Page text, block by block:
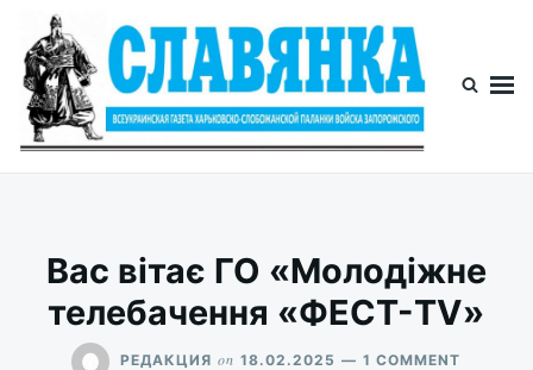
content
Search
for:
Вас вітає ГО «Молодіжне
телебачення «ФЕСТ-TV»
РЕДАКЦИЯ on 18.02.2025 1 COMMENT